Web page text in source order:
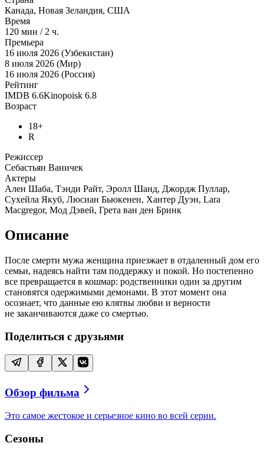
Канада, Новая Зеландия, США
Время
120 мин /2 ч.
Премьера
16 июля 2026 (Узбекистан)
8 июля 2026 (Мир)
16 июля 2026 (Россия)
Рейтинг
IMDB 6.6Kinopoisk 6.8
Возраст
18+
R
Режиссер
Себастьян Ваничек
Актеры
Ален Шаба, Тэнди Райт, Эролл Шанд, Джордж Пуллар,
Сухейла Якуб, Люсиан Бьюкенен, Хантер Дуэн, Lara
Macgregor, Мод Дэвей, Грета ван ден Бринк
Описание
После смерти мужа женщина приезжает в отдаленный дом его
семьи, надеясь найти там поддержку и покой. Но постепенно
все превращается в кошмар: родственники один за другим
становятся одержимыми демонами. В этот момент она
осознает, что данные ею клятвы любви и верности
не заканчиваются даже со смертью.
Поделиться с друзьями
Обзор фильма
Это самое жестокое и серьезное кино во всей серии.
Сезоны